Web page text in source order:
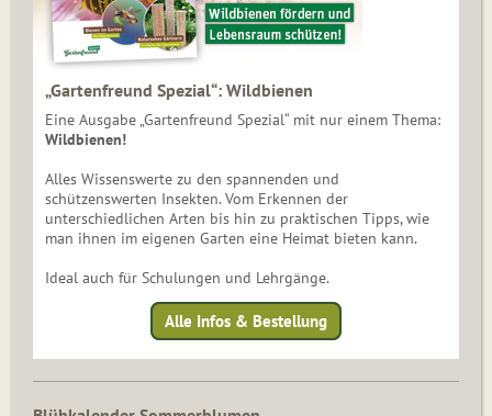
„Gartenfreund Spezial“: Wildbienen
Eine Ausgabe „Gartenfreund Spezial“ mit nur einem Thema:
Wildbienen!
Alles Wissenswerte zu den spannenden und
schützenswerten Insekten. Vom Erkennen der
unterschiedlichen Arten bis hin zu praktischen Tipps, wie
man ihnen im eigenen Garten eine Heimat bieten kann.
Ideal auch für Schulungen und Lehrgänge.
Alle Infos & Bestellung